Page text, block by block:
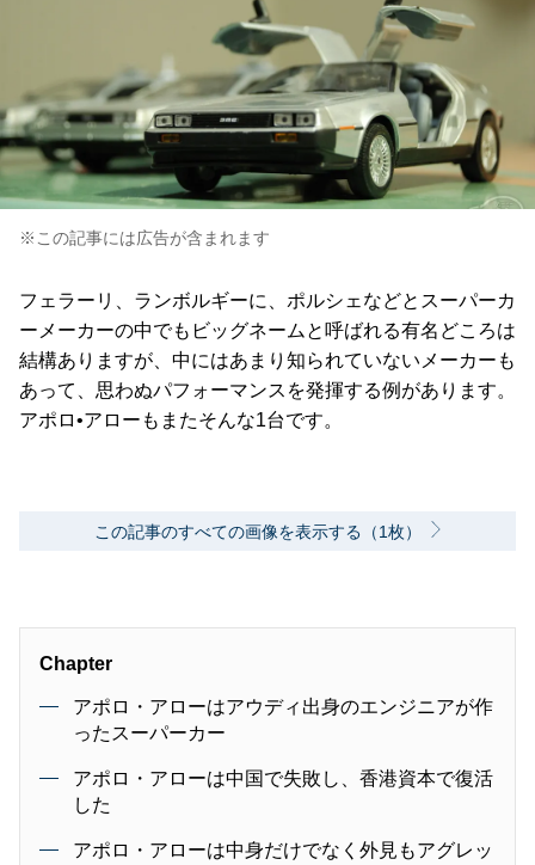
※この記事には広告が含まれます
フェラーリ、ランボルギーに、ポルシェなどとスーパーカ
ーメーカーの中でもビッグネームと呼ばれる有名どころは
結構ありますが、中にはあまり知られていないメーカーも
あって、思わぬパフォーマンスを発揮する例があります。
アポロ•アローもまたそんな1台です。
この記事のすべての画像を表示する（1枚）
Chapter
アポロ・アローはアウディ出身のエンジニアが作
ったスーパーカー
アポロ・アローは中国で失敗し、香港資本で復活
した
アポロ・アローは中身だけでなく外見もアグレッ